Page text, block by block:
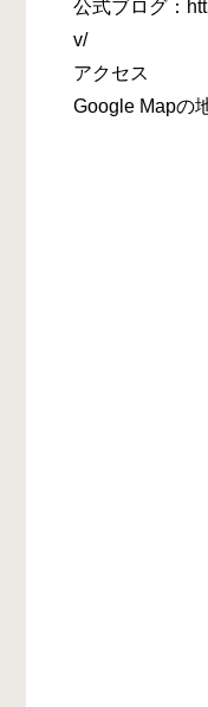
公式ブログ：
v/
アクセス
Google Mapの